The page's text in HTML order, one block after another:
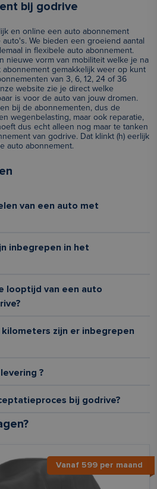
bij godrive
en online een auto abonnement
We bieden een groeiend aantal
in flexibele auto abonnement.
nieuwe vorm van mobiliteit welke je na
gemakkelijk weer op kunt
van 3, 6, 12, 24 of 36
website zie je direct welke
is voor de auto van jouw dromen.
bij de abonnementen, dus de
wegenbelasting, maar ook reparatie,
dus echt alleen nog maar te tanken
van godrive. Dat klinkt (h) eerlijk
auto abonnement.
van een auto met
inbegrepen in het
looptijd van een auto
kilometers zijn er inbegrepen
?
bij godrive?
Vanaf 599 per maand